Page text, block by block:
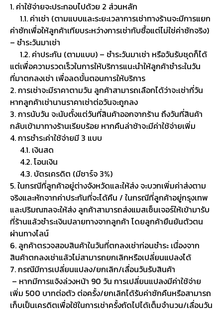
1. ค่าใช้จ่ายจะประกอบไปด้วย 2 ส่วนหลัก
1.1. ค่าเช่า (ตามแบบและระยะเวลาการเช่าทางร้านจะมีการแยก
ค่าซักเพื่อให้ลูกค้าเทียบระหว่างการเช่ากับซื้อแต่ไม่ใช่ค่าซักจริง)
– ชำระวันมาเช่า
1.2. ค่าประกัน (ตามแบบ) – ชำระวันมาเช่า หรือวันรับชุดก็ได้
แต่เพื่อความรวดเร็วในการให้บริการแนะนำให้ลูกค้าชำระในวัน
ที่มาตกลงเช่า เพื่อลดขั้นตอนการให้บริการ
2. การเช่าจะมีราคาตามวัน ลูกค้าสามารถเลือกได้ว่าจะเช่ากี่วัน
หากลูกค้าเช่านานราคาเช่าต่อวันจะถูกลง
3. การนับวัน จะนับตั้งแต่วันที่สินค้าออกจากร้าน ถึงวันที่สินค้า
กลับเข้ามาทางร้านเรียบร้อย หากคืนล่าช้าจะมีค่าใช้จ่ายเพิ่ม
4. การชำระค่าใช้จ่ายมี 3 แบบ
4.1. เงินสด
4.2. โอนเงิน
4.3. บัตรเครดิต (มีชาร์จ 3%)
5. ในกรณีที่ลูกค้าอยู่ต่างจังหวัดและให้ส่ง จะบวกเพิ่มค่าส่งตาม
จริงและหักจากค่าประกันที่จะได้คืน / ในกรณีที่ลูกค้าอยู่กรุงเทพ
และปริมณฑลจะให้ส่ง ลูกค้าสามารถส่งแมสเซ็นเจอร์ให้เข้ามารับ
ที่ร้านแล้วชำระเงินปลายทางจากลูกค้า โดยลูกค้ายืนยันตัวตน
ผ่านทางไลน์
6. ลูกค้าตรวจสอบสินค้าในวันที่ตกลงเช่าก่อนชำระ เนื่องจาก
สินค้าตกลงเช่าแล้วไม่สามารถยกเลิกหรือเปลี่ยนแปลงได้
7. กรณีมีการเปลี่ยนแปลง/ยกเลิก/เลื่อนวันรับสินค้า
– หากมีการแจ้งล่วงหน้า 90 วัน การเปลี่ยนแปลงมีค่าใช้จ่าย
เพิ่ม 500 บาทต่อตัว ต่อครั้ง/ยกเลิกได้รับค่าซักคืนหรือสามารถ
เก็บเป็นเครดิตเพื่อใช้ในการเช่าครั้งถัดไปได้เต็มจำนวน/เลื่อนวัน